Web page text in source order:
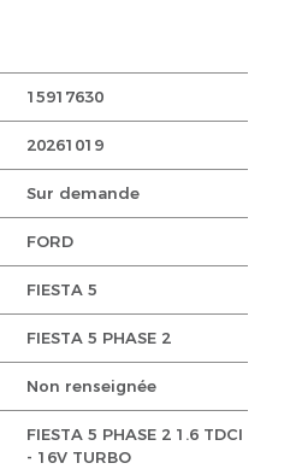
15917630
20261019
Sur demande
FORD
FIESTA 5
FIESTA 5 PHASE 2
Non renseignée
FIESTA 5 PHASE 2 1.6 TDCI
- 16V TURBO